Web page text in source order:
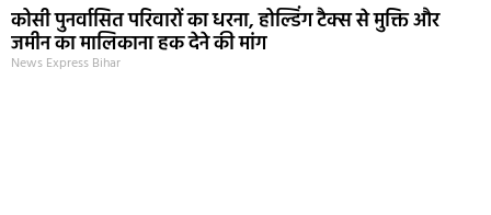
कोसी पुनर्वासित परिवारों का धरना, होल्डिंग टैक्स से मुक्ति और
जमीन का मालिकाना हक देने की मांग
News Express Bihar